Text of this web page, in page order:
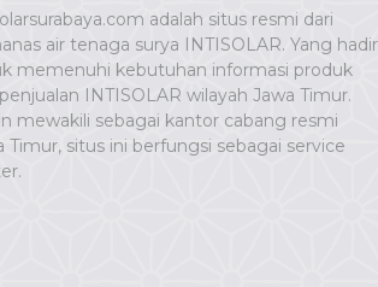
adalah situs resmi dari
air tenaga surya INTISOLAR. Yang hadir
memenuhi kebutuhan informasi produk
INTISOLAR wilayah Jawa Timur.
mewakili sebagai kantor cabang resmi
Timur, situs ini berfungsi sebagai service